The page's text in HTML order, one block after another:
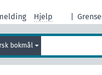
Hjelp
bokmål